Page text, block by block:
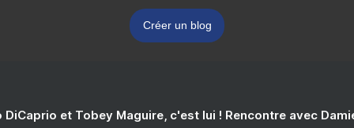
Créer un blog
DiCaprio et Tobey Maguire, c'est lui ! Rencontre avec